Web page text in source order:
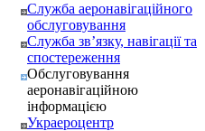
Служба аеронавігаційного
обслуговування
Служба зв’язку, навігації та
спостереження
Обслуговування
аеронавігаційною
інформацією
Украероцентр